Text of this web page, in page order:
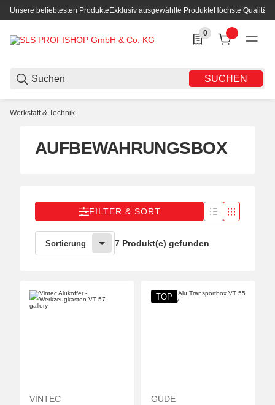
Unsere beliebtesten ProdukteExklusiv ausgewählte ProdukteHöchste Qualität
SUCHEN
0
0 Produkte in der
Werkstatt & Technik
AUFBEWAHRUNGSBOX
FILTER & SORT
Sortierung 7 Produkt(e) gefunden
VINTEC
TOP
GÜDE